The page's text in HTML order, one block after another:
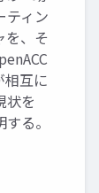
ティン
を、そ
相互に
状を
る。